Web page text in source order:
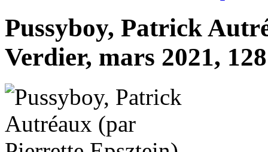
Pussyboy, Patrick
Verdier, mars 2021,